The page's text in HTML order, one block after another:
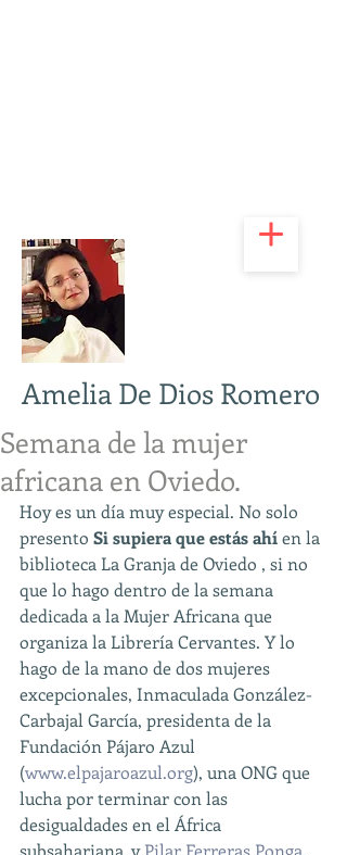
Amelia De Dios Romero
Semana de la mujer
africana en Oviedo.
Hoy es un día muy especial. No solo
presento Si supiera que estás ahí en la
biblioteca La Granja de Oviedo , si no
que lo hago dentro de la semana
dedicada a la Mujer Africana que
organiza la Librería Cervantes. Y lo
hago de la mano de dos mujeres
excepcionales, Inmaculada González-
Carbajal García, presidenta de la
Fundación Pájaro Azul
(www.elpajaroazul.org), una ONG que
lucha por terminar con las
desigualdades en el África
subsahariana, y Pilar Ferreras Ponga,